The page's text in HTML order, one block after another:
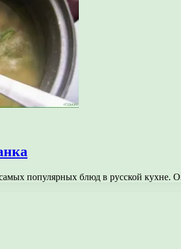
популярных блюд в русской кухне.